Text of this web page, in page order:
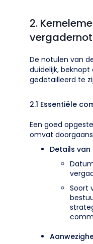
2.
De notulen van
duidelijk, beknopt
gedetailleerd te
2.1 Essentiële
Een goed
omvat
Details
Soort